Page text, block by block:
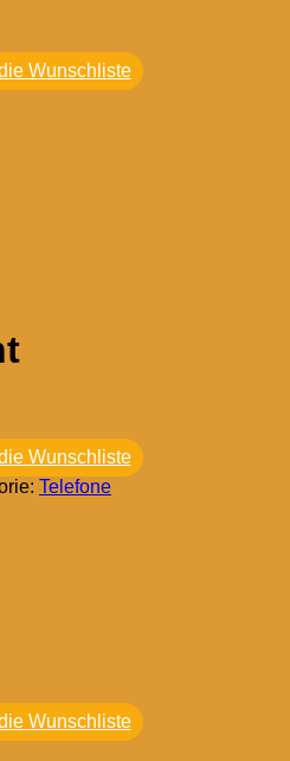
Wunschliste
Wunschliste
Telefone
Wunschliste